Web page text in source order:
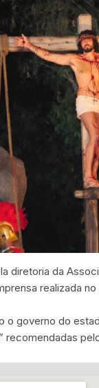
diretoria da
realizada
governo do